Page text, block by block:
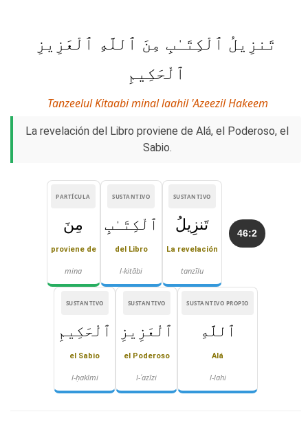
تَنزِيلُ ٱلْكِتَـٰبِ مِنَ ٱللَّهِ ٱلْعَزِيزِ
ٱلْحَكِيمِ
Tanzeelul Kitaabi minal laahil 'Azeezil Hakeem
La revelación del Libro proviene de Alá, el Poderoso, el
Sabio.
46:2
SUSTANTIVO
تَنزِيلُ
La revelación
tanzīlu
SUSTANTIVO
ٱلْكِتَـٰبِ
del Libro
l-kitābi
PARTÍCULA
مِنَ
proviene de
mina
SUSTANTIVO PROPIO
ٱللَّهِ
Alá
l-lahi
SUSTANTIVO
ٱلْعَزِيزِ
el Poderoso
l-ʿazīzi
SUSTANTIVO
ٱلْحَكِيمِ
el Sabio
l-ḥakīmi